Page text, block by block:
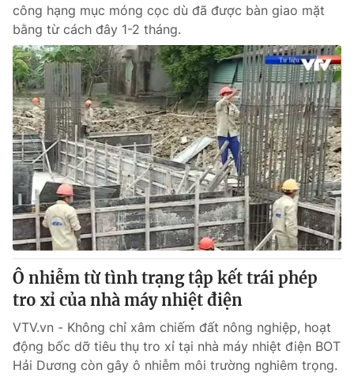
công hạng mục móng cọc dù đã được bàn giao mặt
bằng từ cách đây 1-2 tháng.
Ô nhiễm từ tình trạng tập kết trái phép
tro xỉ của nhà máy nhiệt điện
VTV.vn - Không chỉ xâm chiếm đất nông nghiệp, hoạt
động bốc dỡ tiêu thụ tro xỉ tại nhà máy nhiệt điện BOT
Hải Dương còn gây ô nhiễm môi trường nghiêm trọng.